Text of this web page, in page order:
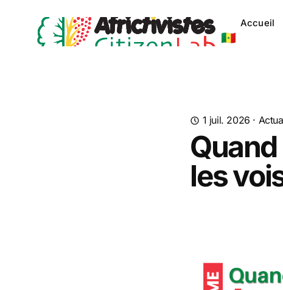
🇸🇳
Accueil
1 juil. 2026 ·
les